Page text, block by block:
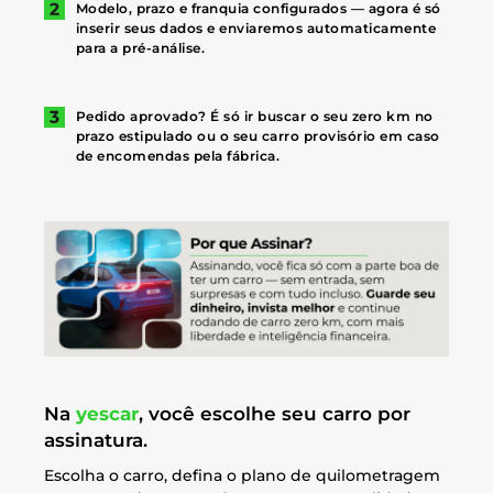
Modelo, prazo e franquia configurados — agora é só
inserir seus dados e enviaremos automaticamente
para a pré-análise.
Pedido aprovado? É só ir buscar o seu zero km no
prazo estipulado ou o seu carro provisório em caso
de encomendas pela fábrica.
Na yescar, você escolhe seu carro por
assinatura.
Escolha o carro, defina o plano de quilometragem